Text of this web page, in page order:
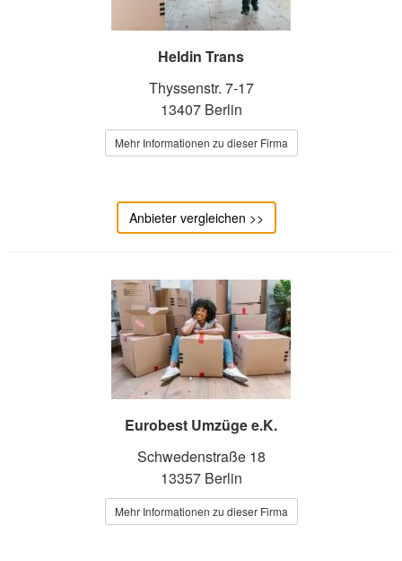
Heldin Trans
Thyssenstr. 7-17
13407 Berlin
Mehr Informationen zu dieser Firma
Anbieter vergleichen >>
Eurobest Umzüge e.K.
Schwedenstraße 18
13357 Berlin
Mehr Informationen zu dieser Firma